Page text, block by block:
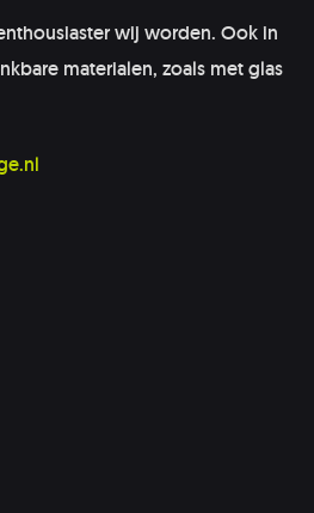
wij worden. Ook in
materialen, zoals met glas